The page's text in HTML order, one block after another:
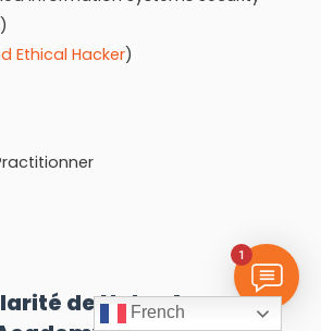
Ethical Hacker)
de Notre Approche
French
1